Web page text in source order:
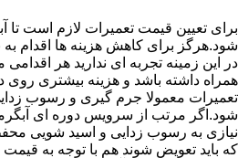
برای تعیین قیمت تعمیرات لازم است تا
شود.هرگز برای کاهش هزینه ها اقدام به
در این زمینه تجربه ای ندارید هر
همراه داشته باشد و هزینه بیشتری روی
تعمیرات معمولا جرم گیری و رسوب
شود.اگر مرتب از سرویس دوره ای
نیازی به رسوب زدایی و اسید شویی
که باید تعویض شوند هم با توجه به